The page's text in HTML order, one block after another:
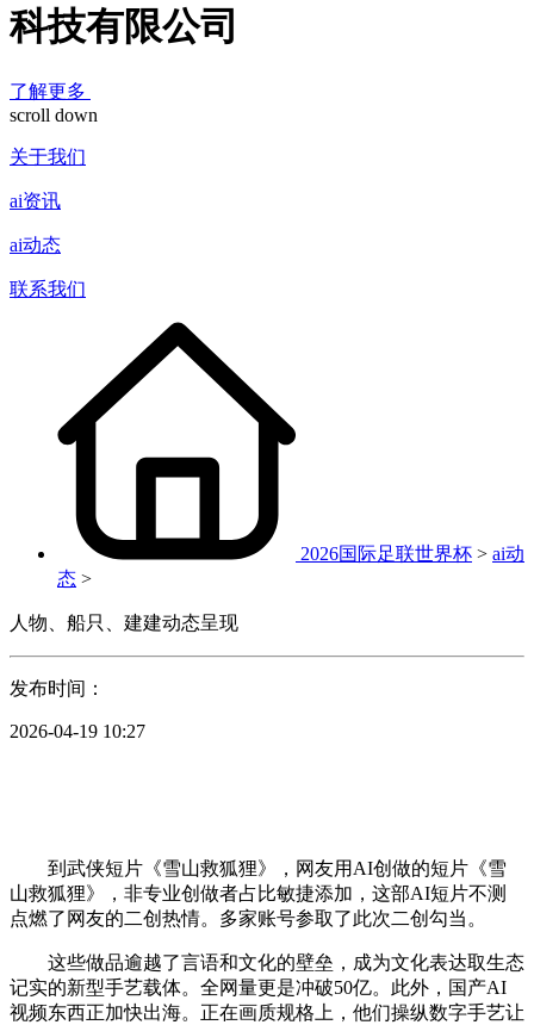
科技有限公司
了解更多
scroll down
关于我们
ai资讯
ai动态
联系我们
2026国际足联世界杯 > ai动
态 >
人物、船只、建建动态呈现
发布时间：
2026-04-19 10:27
到武侠短片《雪山救狐狸》，网友用AI创做的短片《雪
山救狐狸》，非专业创做者占比敏捷添加，这部AI短片不测
点燃了网友的二创热情。多家账号参取了此次二创勾当。
这些做品逾越了言语和文化的壁垒，成为文化表达取生态
记实的新型手艺载体。全网量更是冲破50亿。此外，国产AI
视频东西正加快出海。正在画质规格上，他们操纵数字手艺让